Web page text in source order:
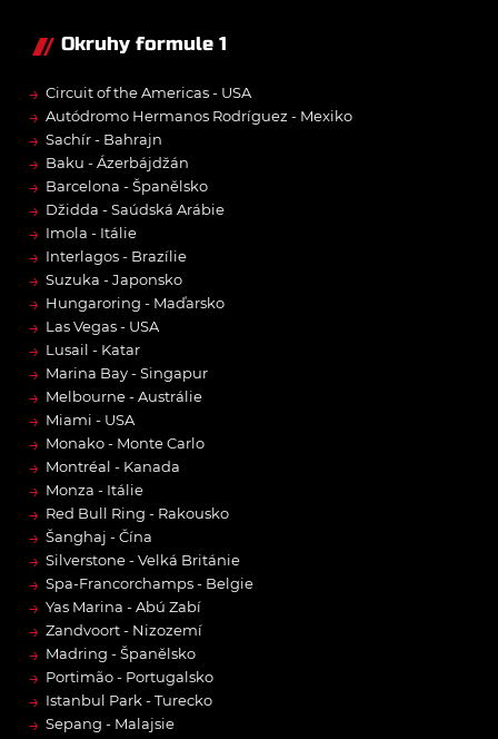
Okruhy formule 1
→ Circuit of the Americas - USA
→ Autódromo Hermanos Rodríguez - Mexiko
→ Sachír - Bahrajn
→ Baku - Ázerbájdžán
→ Barcelona - Španělsko
→ Džidda - Saúdská Arábie
→ Imola - Itálie
→ Interlagos - Brazílie
→ Suzuka - Japonsko
→ Hungaroring - Maďarsko
→ Las Vegas - USA
→ Lusail - Katar
→ Marina Bay - Singapur
→ Melbourne - Austrálie
→ Miami - USA
→ Monako - Monte Carlo
→ Montréal - Kanada
→ Monza - Itálie
→ Red Bull Ring - Rakousko
→ Šanghaj - Čína
→ Silverstone - Velká Británie
→ Spa-Francorchamps - Belgie
→ Yas Marina - Abú Zabí
→ Zandvoort - Nizozemí
→ Madring - Španělsko
→ Portimão - Portugalsko
→ Istanbul Park - Turecko
→ Sepang - Malajsie